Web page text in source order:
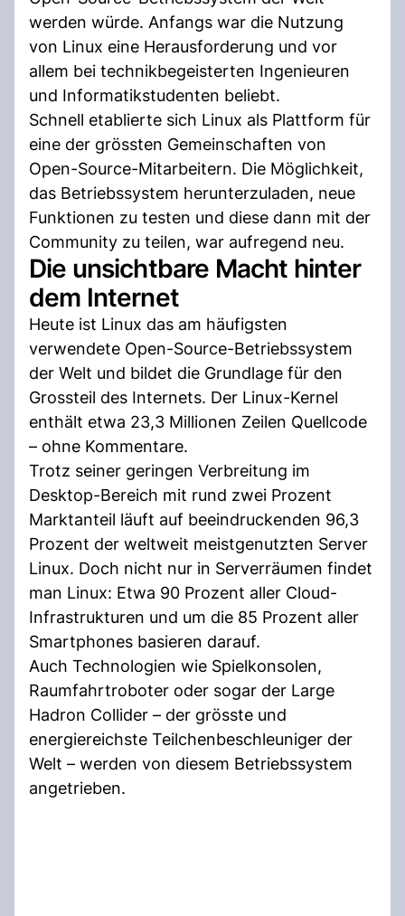
werden würde. Anfangs war die Nutzung
von Linux eine Herausforderung und vor
allem bei technikbegeisterten Ingenieuren
und Informatikstudenten beliebt.
Schnell etablierte sich Linux als Plattform für
eine der grössten Gemeinschaften von
Open-Source-Mitarbeitern. Die Möglichkeit,
das Betriebssystem herunterzuladen, neue
Funktionen zu testen und diese dann mit der
Community zu teilen, war aufregend neu.
Die unsichtbare Macht hinter
dem Internet
Heute ist Linux das am häufigsten
verwendete Open-Source-Betriebssystem
der Welt und bildet die Grundlage für den
Grossteil des Internets. Der Linux-Kernel
enthält etwa 23,3 Millionen Zeilen Quellcode
– ohne Kommentare.
Trotz seiner geringen Verbreitung im
Desktop-Bereich mit rund zwei Prozent
Marktanteil läuft auf beeindruckenden 96,3
Prozent der weltweit meistgenutzten Server
Linux. Doch nicht nur in Serverräumen findet
man Linux: Etwa 90 Prozent aller Cloud-
Infrastrukturen und um die 85 Prozent aller
Smartphones basieren darauf.
Auch Technologien wie Spielkonsolen,
Raumfahrtroboter oder sogar der Large
Hadron Collider – der grösste und
energiereichste Teilchenbeschleuniger der
Welt – werden von diesem Betriebssystem
angetrieben.